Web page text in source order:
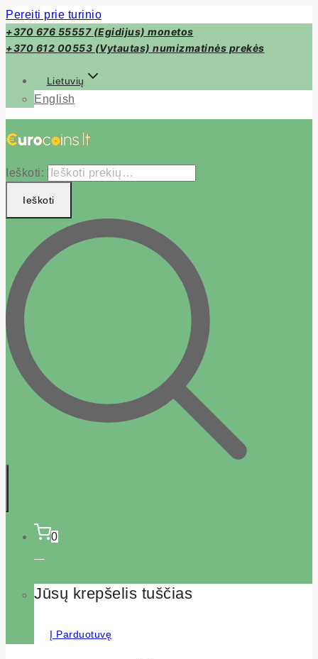
Pereiti prie turinio
+370 676 55557 (Egidijus) monetos
+370 612 00553 (Vytautas) numizmatinės prekės
Lietuvių
English
Ieškoti:
Ieškoti
0
Jūsų krepšelis tuščias
Į Parduotuvę